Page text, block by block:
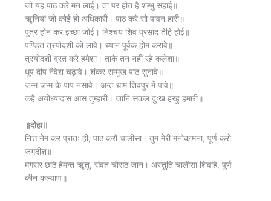
जो यह पाठ करे मन लाई। ता पर होत है शम्भु सहाई॥
ॠनियां जो कोई हो अधिकारी। पाठ करे सो पावन हारी॥
पुत्र होन कर इच्छा जोई। निश्चय शिव प्रसाद तेहि होई॥
पण्डित त्रयोदशी को लावे। ध्यान पूर्वक होम करावे॥
त्रयोदशी व्रत करै हमेशा। ताके तन नहीं रहै कलेशा॥
धूप दीप नैवेद्य चढ़ावे। शंकर सम्मुख पाठ सुनावे॥
जन्म जन्म के पाप नसावे। अन्त धाम शिवपुर में पावे॥
कहैं अयोध्यादास आस तुम्हारी। जानि सकल दुःख हरहु हमारी॥
॥दोहा॥
नित्त नेम कर प्रातः ही, पाठ करौं चालीसा। तुम मेरी मनोकामना, पूर्ण करो
जगदीश॥
मगसर छठि हेमन्त ॠतु, संवत चौसठ जान। अस्तुति चालीसा शिवहि, पूर्ण
कीन कल्याण॥